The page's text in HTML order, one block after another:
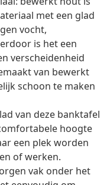
met een glad
vocht,
is het een
verscheidenheid
van bewerkt
schoon te maken
van deze banktafel
hoogte
een plek worden
of werken.
vak onder het